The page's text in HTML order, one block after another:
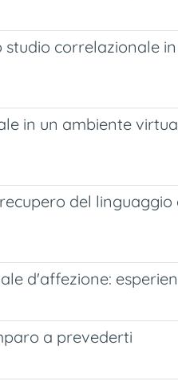
correlazionale
in un ambiente
del
d'affezione:
a prevederti